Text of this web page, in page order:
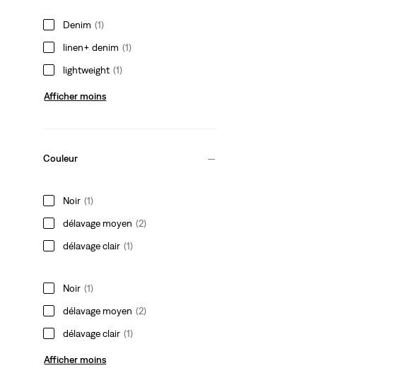
Denim (1)
linen+ denim (1)
lightweight (1)
Afficher moins
Couleur
Noir (1)
délavage moyen (2)
délavage clair (1)
Noir (1)
délavage moyen (2)
délavage clair (1)
Afficher moins